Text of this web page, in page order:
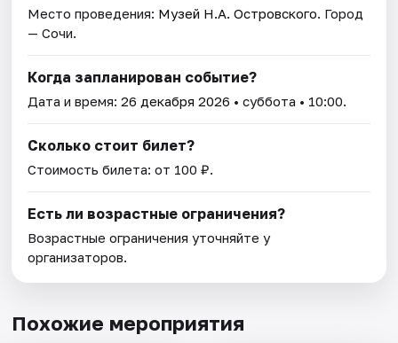
Место проведения: Музей Н.А. Островского. Город
— Сочи.
Когда запланирован событие?
Дата и время:26 декабря 2026 • суббота • 10:00.
Сколько стоит билет?
Стоимость билета: от 100 ₽.
Есть ли возрастные ограничения?
Возрастные ограничения уточняйте у
организаторов.
Похожие мероприятия